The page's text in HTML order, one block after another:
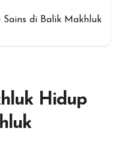
di Balik Makhluk
Hidup